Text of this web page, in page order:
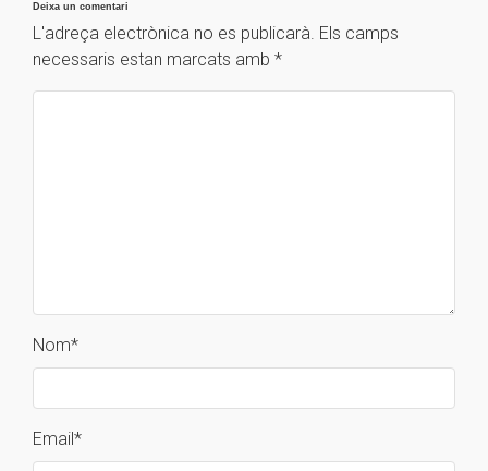
Deixa un comentari
L'adreça electrònica no es publicarà. Els camps
necessaris estan marcats amb *
Nom*
Email*